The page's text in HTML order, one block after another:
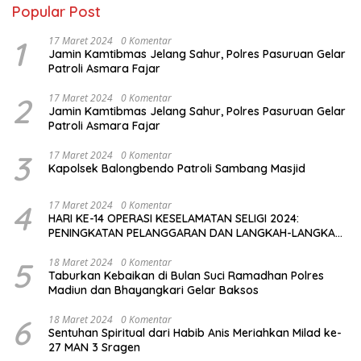
Popular Post
1 17 Maret 2024 0 Komentar
Jamin Kamtibmas Jelang Sahur, Polres Pasuruan Gelar
Patroli Asmara Fajar
2 17 Maret 2024 0 Komentar
Jamin Kamtibmas Jelang Sahur, Polres Pasuruan Gelar
Patroli Asmara Fajar
3 17 Maret 2024 0 Komentar
Kapolsek Balongbendo Patroli Sambang Masjid
4 17 Maret 2024 0 Komentar
HARI KE-14 OPERASI KESELAMATAN SELIGI 2024:
PENINGKATAN PELANGGARAN DAN LANGKAH-LANGKAH
5 18 Maret 2024 0 Komentar
Taburkan Kebaikan di Bulan Suci Ramadhan Polres
Madiun dan Bhayangkari Gelar Baksos
6 18 Maret 2024 0 Komentar
Sentuhan Spiritual dari Habib Anis Meriahkan Milad ke-
27 MAN 3 Sragen